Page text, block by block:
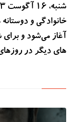
خانوادگی و
آغاز می‌شود و برای
های دیگر در